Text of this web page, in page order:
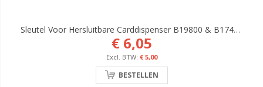
Sleutel Voor Hersluitbare Carddispenser B19800 & B17400
€ 6,05
€ 5,00
BESTELLEN